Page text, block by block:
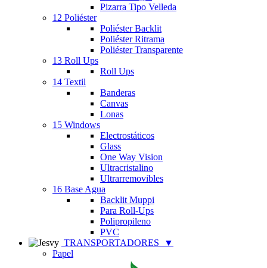
Pizarra Tipo Velleda
12 Poliéster
Poliéster Backlit
Poliéster Ritrama
Poliéster Transparente
13 Roll Ups
Roll Ups
14 Textil
Banderas
Canvas
Lonas
15 Windows
Electrostáticos
Glass
One Way Vision
Ultracristalino
Ultrarremovibles
16 Base Agua
Backlit Muppi
Para Roll-Ups
Polipropileno
PVC
TRANSPORTADORES
▼
Papel